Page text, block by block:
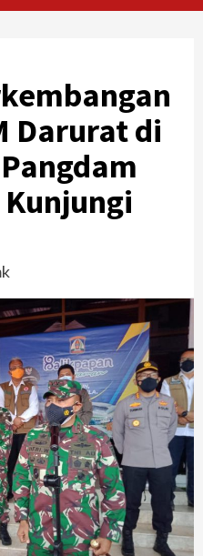
Darurat di